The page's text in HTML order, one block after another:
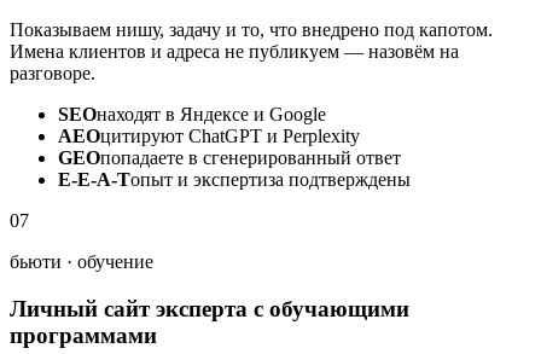
Показываем нишу, задачу и то, что внедрено под капотом.
Имена клиентов и адреса не публикуем — назовём на
разговоре.
SEOнаходят в Яндексе и Google
AEOцитируют ChatGPT и Perplexity
GEOпопадаете в сгенерированный ответ
E-E-A-Tопыт и экспертиза подтверждены
07
бьюти · обучение
Личный сайт эксперта с обучающими
программами